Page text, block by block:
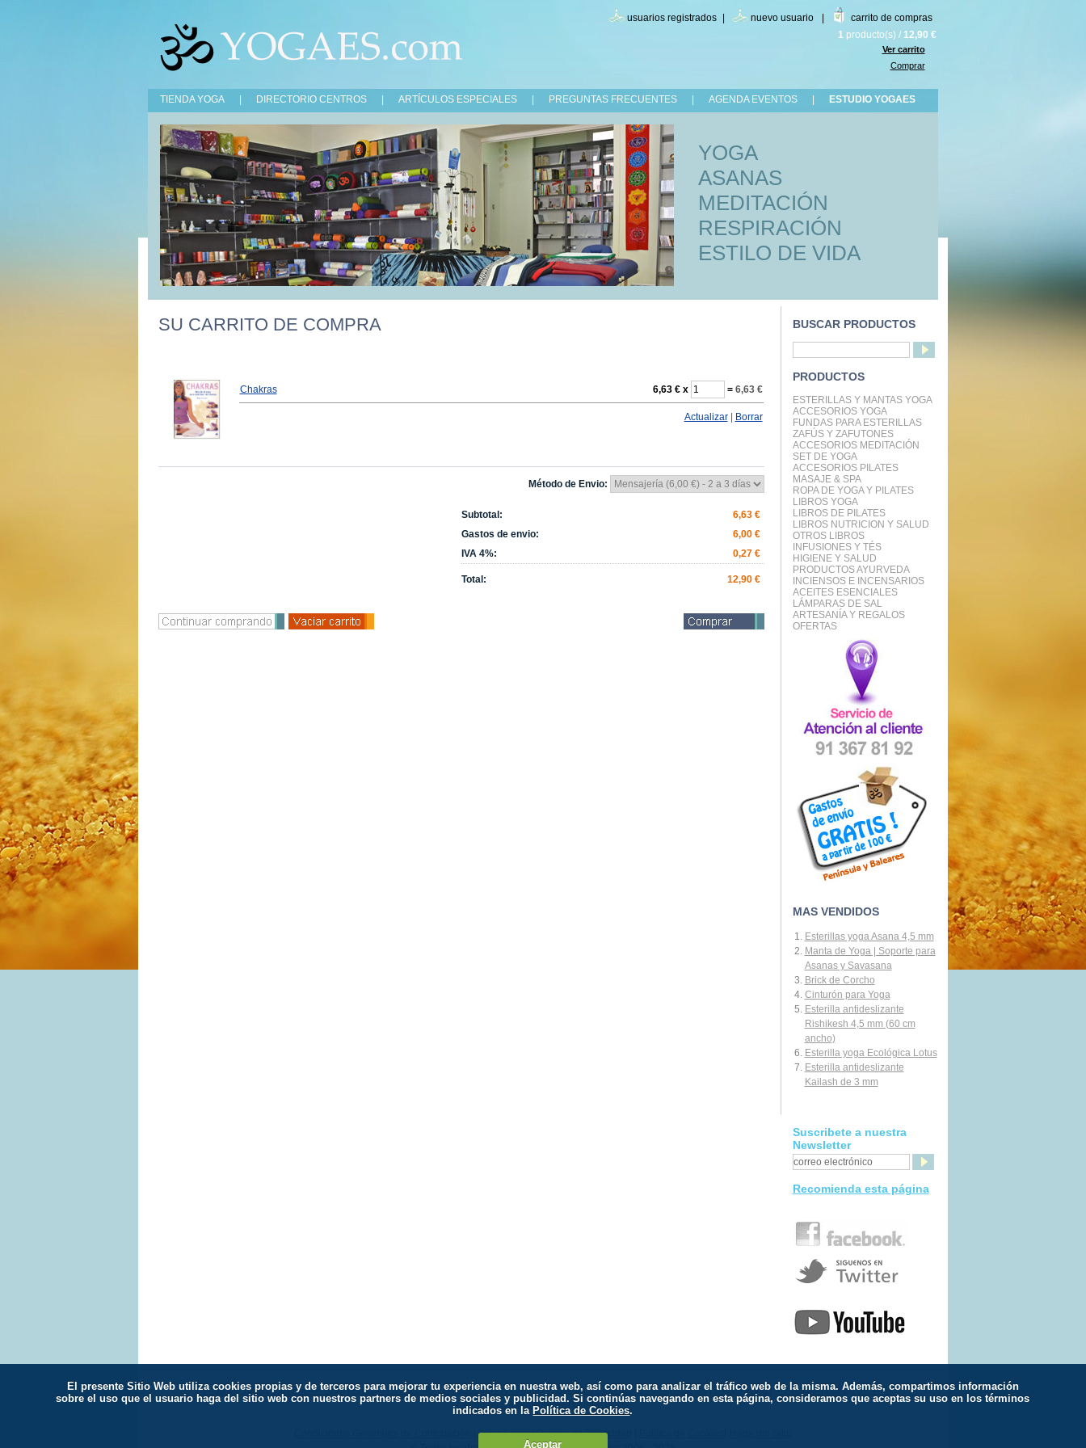
usuarios registrados nuevo usuario
carrito de compras
1 producto(s) / 12,90 €
Ver carrito
Comprar
TIENDA YOGA DIRECTORIO CENTROS ARTÍCULOS ESPECIALES PREGUNTAS FRECUENTES AGENDA EVENTOS ESTUDIO YOGAES
YOGA
ASANAS
MEDITACIÓN
RESPIRACIÓN
ESTILO DE VIDA
SU CARRITO DE COMPRA
Chakras 6,63 €x = 6,63 €
Actualizar| Borrar
Método de Envio:
Subtotal:
6,63 €
Gastos de envio:
6,00 €
IVA 4%:
0,27 €
Total: 12,90 €
BUSCAR PRODUCTOS
PRODUCTOS
ESTERILLAS Y MANTAS YOGA
ACCESORIOS YOGA
FUNDAS PARA ESTERILLAS
ZAFÚS Y ZAFUTONES
ACCESORIOS MEDITACIÓN
SET DE YOGA
ACCESORIOS PILATES
MASAJE & SPA
ROPA DE YOGA Y PILATES
LIBROS YOGA
LIBROS DE PILATES
LIBROS NUTRICION Y SALUD
OTROS LIBROS
INFUSIONES Y TÉS
HIGIENE Y SALUD
PRODUCTOS AYURVEDA
INCIENSOS E INCENSARIOS
ACEITES ESENCIALES
LÁMPARAS DE SAL
ARTESANÍA Y REGALOS
OFERTAS
MAS VENDIDOS
Esterillas yoga Asana 4,5 mm
Manta de Yoga | Soporte para
Asanas y Savasana
Brick de Corcho
Cinturón para Yoga
Esterilla antideslizante
Rishikesh 4,5 mm (60 cm
ancho)
Esterilla yoga Ecológica Lotus
Esterilla antideslizante
Kailash de 3 mm
Suscribete a nuestra
Newsletter
Recomienda esta página
Tienda de Yoga|Centros de Yoga|Artículos Especiales |Preguntas Frecuentes|Agenda de Eventos|Yoga|Asanas| Respiración|Meditación|Estilo de Vida
Olvido su usuario/clave?| Contáctenos
Aviso Legal|Política de Privacidad
El presente Sitio Web utiliza cookies propias y de terceros para mejorar tu experiencia en nuestra web, así como para analizar el tráfico web de la misma. Además, compartimos información
sobre el uso que el usuario haga del sitio web con nuestros partners de medios sociales y publicidad. Si continúas navegando en esta página, consideramos que aceptas su uso en los términos
indicados en la Política de Cookies.
Aceptar